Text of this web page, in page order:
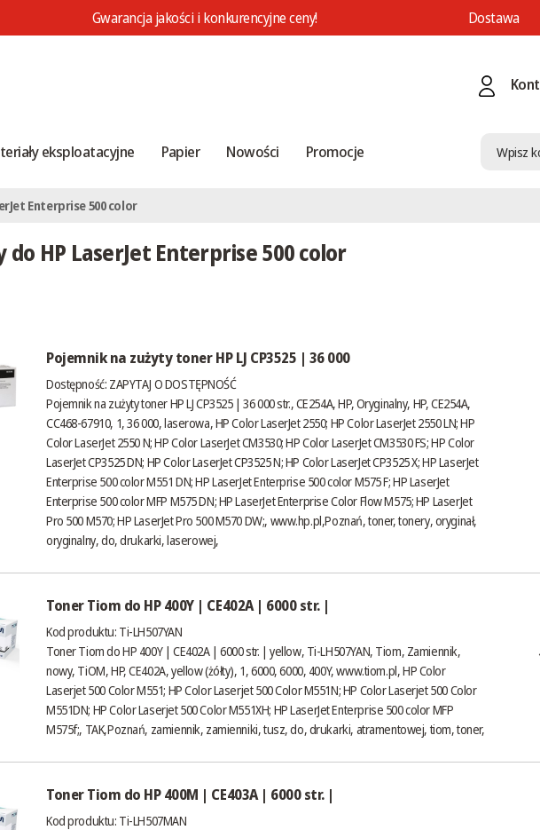
Gwarancja jakości i konkurencyjne ceny! Dostawa
eksploatacyjne Papier Nowości Promocje
Enterprise 500 color
do HP LaserJet Enterprise 500 color
Pojemnik na zużyty toner HP LJ CP3525 | 36 000
Dostępność: ZAPYTAJ O DOSTĘPNOŚĆ
Pojemnik na zużyty toner HP LJ CP3525 | 36 000 str., CE254A, HP, Oryginalny, HP, CE254A,
CC468-67910, 1, 36 000, laserowa, HP Color LaserJet 2550; HP Color LaserJet 2550 LN; HP
Color LaserJet 2550 N; HP Color LaserJet CM3530; HP Color LaserJet CM3530 FS; HP Color
LaserJet CP3525 DN; HP Color LaserJet CP3525 N; HP Color LaserJet CP3525 X; HP LaserJet
Enterprise 500 color M551 DN; HP LaserJet Enterprise 500 color M575 F; HP LaserJet
Enterprise 500 color MFP M575 DN; HP LaserJet Enterprise Color Flow M575; HP LaserJet
Pro 500 M570; HP LaserJet Pro 500 M570 DW;, www.hp.pl,Poznań, toner, tonery, oryginał,
oryginalny, do, drukarki, laserowej,
Toner Tiom do HP 400Y | CE402A | 6000 str. |
Kod produktu: Ti-LH507YAN
Toner Tiom do HP 400Y | CE402A | 6000 str. | yellow, Ti-LH507YAN, Tiom, Zamiennik,
nowy, TiOM, HP, CE402A, yellow (żółty), 1, 6000, 6000, 400Y,www.tiom.pl, HP Color
Laserjet 500 Color M551; HP Color Laserjet 500 Color M551N; HP Color Laserjet 500 Color
M551DN; HP Color Laserjet 500 Color M551XH; HP LaserJet Enterprise 500 color MFP
M575f;, TAK,Poznań, zamiennik, zamienniki, tusz, do, drukarki, atramentowej, tiom, toner,
Toner Tiom do HP 400M | CE403A | 6000 str. |
Kod produktu: Ti-LH507MAN